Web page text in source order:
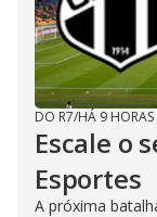
DO R7/HÁ 9 HORAS
Escale o
Esportes
A próxima